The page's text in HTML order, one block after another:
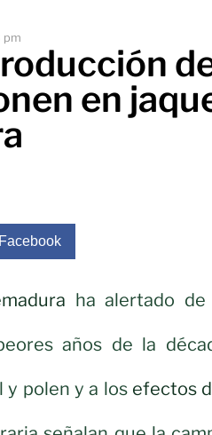
pm
en
Facebook
ha alertado
años de la
y polen y a los efectos